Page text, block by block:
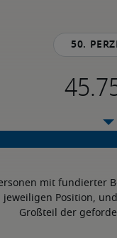
50.
mit fundierter
jeweiligen Position,
Großteil der